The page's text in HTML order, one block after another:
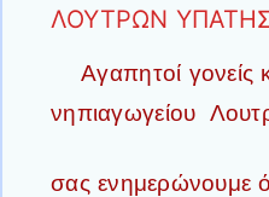
ΛΟΥΤΡΩΝ
Αγαπητοί γονείς
νηπιαγωγείου
σας ενημερώνουμε